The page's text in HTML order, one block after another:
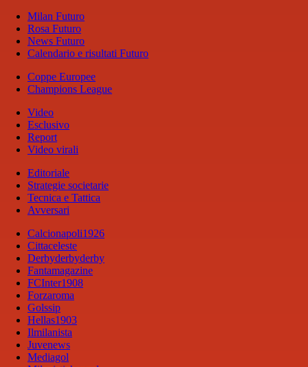
Milan Futuro
Rosa Futuro
News Futuro
Calendario e risultati Futuro
Coppe Europee
Champions League
Video
Esclusivo
Report
Video virali
Editoriale
Strategie societarie
Tecnica e Tattica
Avversari
Calcionapoli1926
Cittaceleste
Derbyderbyderby
Fantamagazine
FCInter1908
Forzaroma
Golssip
Hellas1903
Ilmilanista
Juvenews
Mediagol